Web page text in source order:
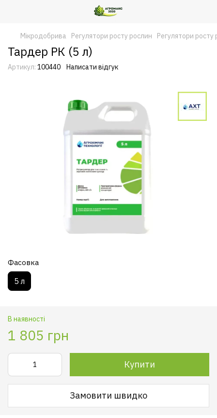
Мікродобрива Регулятори росту рослин Регулятори
Тардер РК (5 л)
Артикул: 100440 Написати відгук
Фасовка
5 л
В наявності
1 805 грн
Купити
Замовити швидко